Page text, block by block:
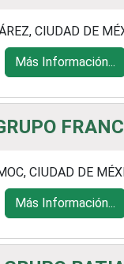
CIUDAD DE
Más Información...
CIUDAD DE
Más Información...